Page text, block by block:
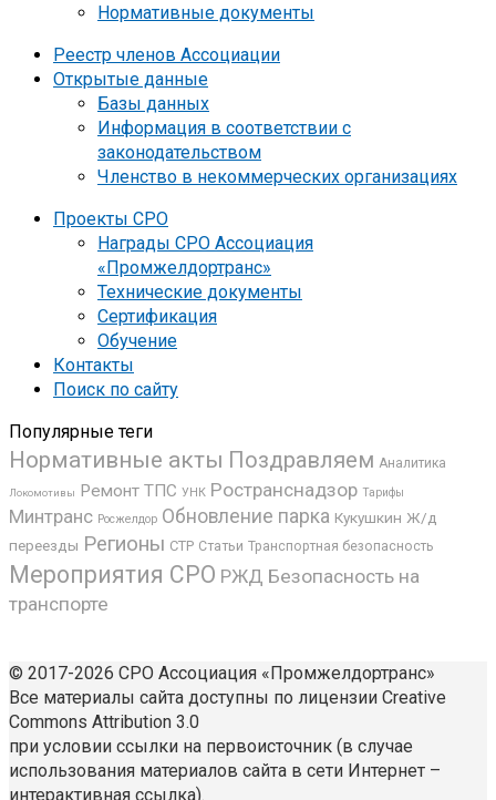
Нормативные документы
Реестр членов Ассоциации
Открытые данные
Базы данных
Информация в соответствии с
законодательством
Членство в некоммерческих организациях
Проекты СРО
Награды СРО Ассоциация
«Промжелдортранс»
Технические документы
Сертификация
Обучение
Контакты
Поиск по сайту
Популярные теги
Нормативные акты Поздравляем Аналитика
Локомотивы Ремонт ТПС УНК Ространснадзор Тарифы
Минтранс Росжелдор Обновление парка Кукушкин Ж/д
переезды Регионы СТР Статьи Транспортная безопасность
Мероприятия СРО РЖД Безопасность на
транспорте
© 2017-2026 СРО Ассоциация «Промжелдортранс»
Все материалы сайта доступны по лицензии Creative
Commons Attribution 3.0
при условии ссылки на первоисточник (в случае
использования материалов сайта в сети Интернет –
интерактивная ссылка).